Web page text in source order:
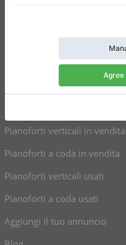
Politica della privacy
Impostazioni per il consenso
Pianoforti verticali in vendita
Pianoforti a coda in vendita
Pianoforti verticali usati
Pianoforti a coda usati
Aggiungi il tuo annuncio